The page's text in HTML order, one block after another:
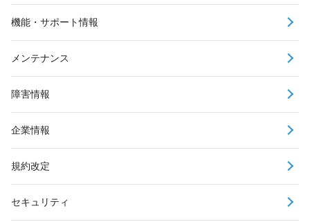
機能・サポート情報
メンテナンス
障害情報
企業情報
規約改定
セキュリティ